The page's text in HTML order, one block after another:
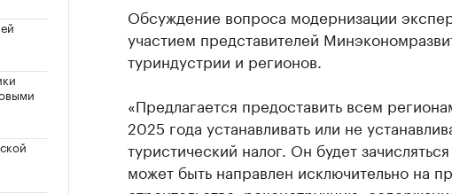
Обсуждение вопроса модернизации
участием представителей
туриндустрии и регионов.
«Предлагается предоставить всем
2025 года устанавливать или не
туристический налог. Он будет
может быть направлен исключительно на